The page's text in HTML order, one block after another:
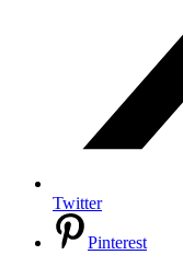
Twitter
Pinterest